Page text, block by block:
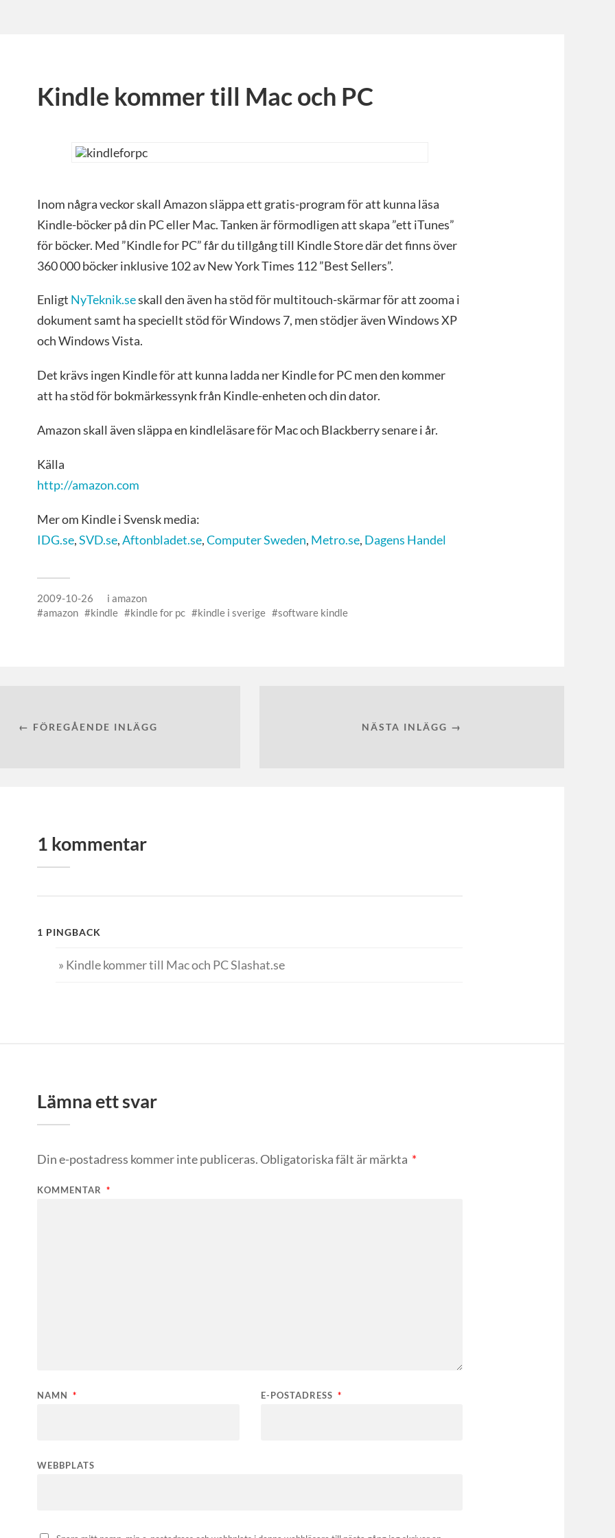
Kindle kommer till Mac och PC
Inom några veckor skall Amazon släppa ett gratis-program för att kunna läsa
Kindle-böcker på din PC eller Mac. Tanken är förmodligen att skapa ”ett iTunes”
för böcker. Med ”Kindle for PC” får du tillgång till Kindle Store där det finns över
360 000 böcker inklusive 102 av New York Times 112 ”Best Sellers”.
Enligt NyTeknik.seskall den även ha stöd för multitouch-skärmar för att zooma i
dokument samt ha speciellt stöd för Windows 7, men stödjer även Windows XP
och Windows Vista.
Det krävs ingen Kindle för att kunna ladda ner Kindle for PC men den kommer
att ha stöd för bokmärkessynk från Kindle-enheten och din dator.
Amazon skall även släppa en kindleläsare för Mac och Blackberry senare i år.
Källa
http://amazon.com
Mer om Kindle i Svensk media:
IDG.se,SVD.se,Aftonbladet.se,Computer Sweden, Metro.se, Dagens Handel
2009-10-26 i amazon
amazon
kindle kindle for pc kindle i sverige software kindle
← FÖREGÅENDE INLÄGG NÄSTA INLÄGG →
1 kommentar
1 PINGBACK
» Kindle kommer till Mac och PC Slashat.se
Lämna ett svar
Din e-postadress kommer inte publiceras.Obligatoriska fält är märkta *
KOMMENTAR *
NAMN * E-POSTADRESS *
WEBBPLATS